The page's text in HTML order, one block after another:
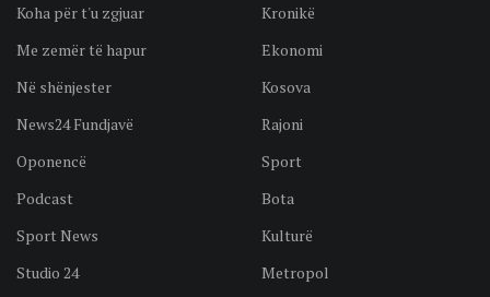
Koha për t'u zgjuar
Me zemër të hapur
Në shënjester
News24 Fundjavë
Oponencë
Podcast
Sport News
Studio 24
Kronikë
Ekonomi
Kosova
Rajoni
Sport
Bota
Kulturë
Metropol